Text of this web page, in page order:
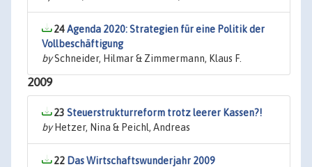
24Agenda 2020: Strategien für eine Politik der
Vollbeschäftigung
bySchneider, Hilmar & Zimmermann, Klaus F.
2009
23 Steuerstrukturreform trotz leerer Kassen?!
byHetzer, Nina & Peichl, Andreas
22 Das Wirtschaftswunderjahr 2009